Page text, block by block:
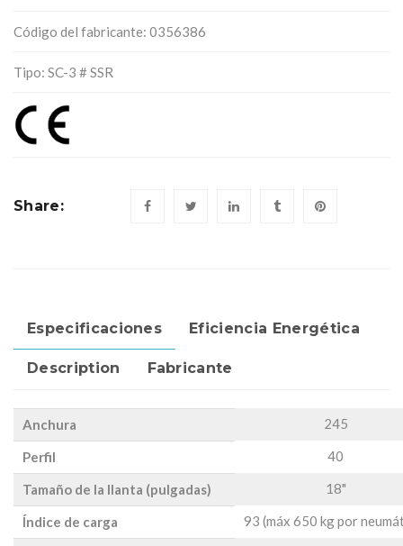
Código del fabricante: 0356386
Tipo: SC-3 # SSR
Share:
Especificaciones Eficiencia Energética
Description Fabricante
Anchura 245
Perfil 40
Tamaño de la llanta (pulgadas) 18"
Índice de carga 93 (máx 650 kg por